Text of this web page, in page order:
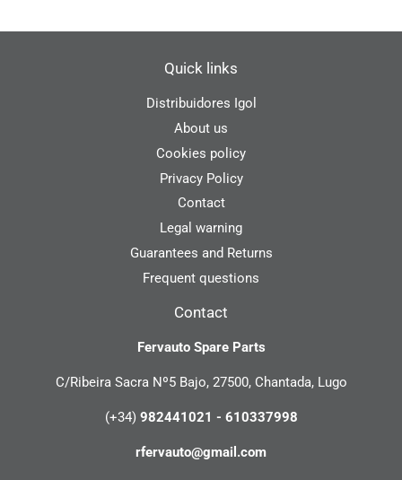
Quick links
Distribuidores Igol
About us
Cookies policy
Privacy Policy
Contact
Legal warning
Guarantees and Returns
Frequent questions
Contact
Fervauto Spare Parts
C/Ribeira Sacra Nº5 Bajo, 27500, Chantada, Lugo
(+34) 982441021 - 610337998
rfervauto@gmail.com